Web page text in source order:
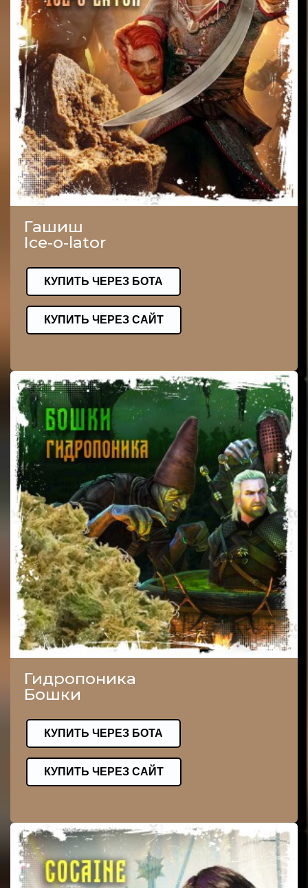
Гашиш
Ice-o-lator
КУПИТЬ ЧЕРЕЗ БОТА
КУПИТЬ ЧЕРЕЗ САЙТ
Гидропоника
Бошки
КУПИТЬ ЧЕРЕЗ БОТА
КУПИТЬ ЧЕРЕЗ САЙТ